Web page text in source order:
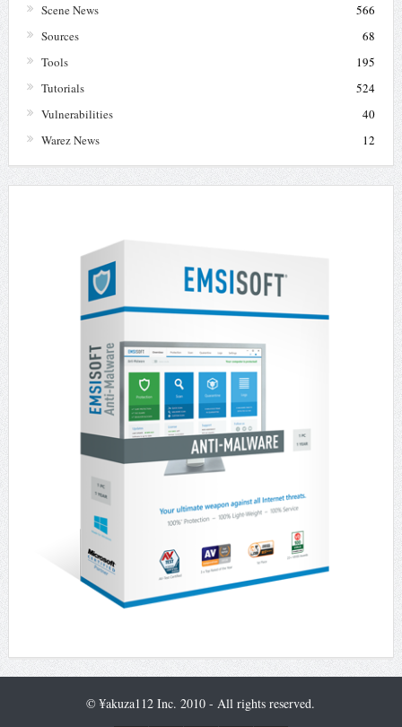
Scene News
566
Sources
68
Tools
195
Tutorials
524
Vulnerabilities
40
Warez News
12
© ¥akuza112 Inc. 2010 - All rights reserved.